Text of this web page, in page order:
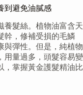
到避免油膩感
養髮絲。植物油富含天
幹，修補受損的毛鱗
與彈性。但是，純植物
用量過多，頭髮容易變
，掌握黃金護髮精油比